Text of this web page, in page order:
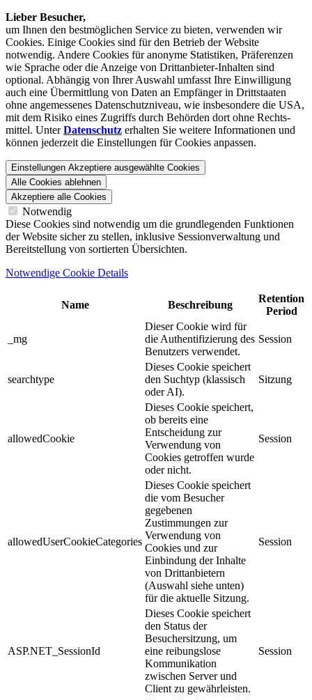
Lieber Besucher,
um Ihnen den best­möglichen Service zu bieten, verwenden wir
Cookies. Einige Cookies sind für den Betrieb der Website
notwendig. Andere Cookies für anonyme Statistiken, Präferenzen
wie Sprache oder die Anzeige von Dritt­anbieter-Inhalten sind
optional. Abhängig von Ihrer Auswahl umfasst Ihre Einwilligung
auch eine Übermittlung von Daten an Empfänger in Drittstaaten
ohne angemessenes Daten­schutz­niveau, wie insbesondere die USA,
mit dem Risiko eines Zugriffs durch Behörden dort ohne Rechts­
mittel. UnterDatenschutz erhalten Sie weitere Informationen und
können jederzeit die Einstellungen für Cookies anpassen.
Einstellungen Akzeptiere ausgewählte Cookies
Alle Cookies ablehnen
Akzeptiere alle Cookies
Notwendig
Diese Cookies sind notwendig um die grundlegenden Funktionen
der Website sicher zu stellen, inklusive Sessionverwaltung und
Bereitstellung von sortierten Übersichten.
Notwendige Cookie Details
Name Beschreibung
Retention
Period
_mg
Dieser Cookie wird für
die Authentifizierung des
Benutzers verwendet.
Session
searchtype
Dieses Cookie speichert
den Suchtyp (klassisch
oder AI).
Sitzung
allowedCookie
Dieses Cookie speichert,
ob bereits eine
Entscheidung zur
Verwendung von
Cookies getroffen wurde
oder nicht.
Session
allowedUserCookieCategories
Dieses Cookie speichert
die vom Besucher
gegebenen
Zustimmungen zur
Verwendung von
Cookies und zur
Einbindung der Inhalte
von Drittanbietern
(Auswahl siehe unten)
für die aktuelle Sitzung.
Session
ASP.NET_SessionId
Dieses Cookie speichert
den Status der
Besuchersitzung, um
eine reibungslose
Kommunikation
zwischen Server und
Client zu gewährleisten.
Session